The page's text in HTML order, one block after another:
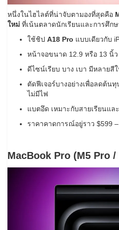
หนึ่งในไฮไลต์ที่น่าจับตามองที่สุดคือ
ใหม่ ที่เน้นตลาดนักเรียนและการศึก
ใช้ชิป A18 Pro แบบเดียวกับ
หน้าจอขนาด 12.9 หรือ 13 นิ้ว
ดีไซน์เรียบ บาง เบา มีหลายสี
ตัดฟีเจอร์บางอย่างเพื่อลดต้น
ไม่มีไฟ
แบตอึด เหมาะกับสายเรียนแล
ราคาคาดการณ์อยู่ราว $599
MacBook Pro (M5 Pro /